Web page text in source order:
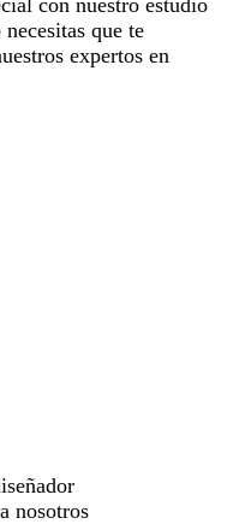
que te
expertos en
nosotros